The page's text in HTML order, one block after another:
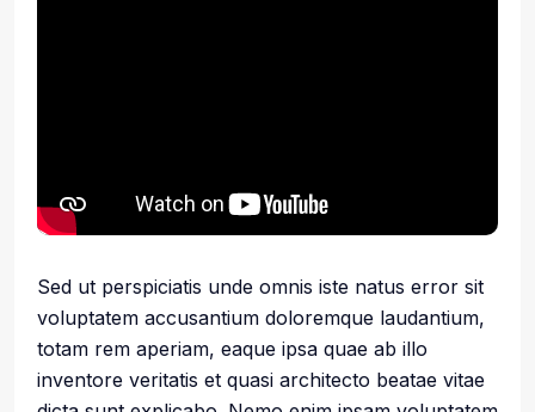
Sed ut perspiciatis unde omnis iste natus error sit
voluptatem accusantium doloremque laudantium,
totam rem aperiam, eaque ipsa quae ab illo
inventore veritatis et quasi architecto beatae vitae